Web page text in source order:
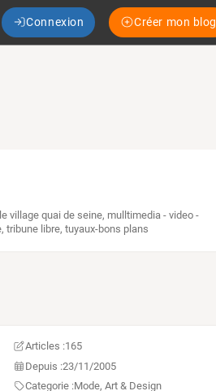
Connexion Créer mon blog
le village quai de seine, mulltimedia - video -
,tribune libre,tuyaux-bons plans
Articles :165
Depuis :23/11/2005
Categorie :Mode, Art & Design